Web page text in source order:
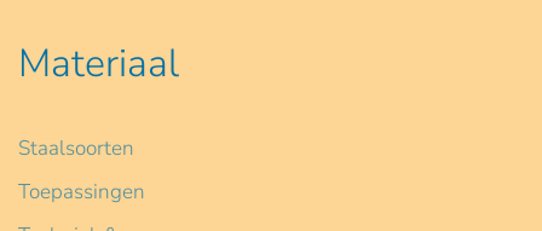
Materiaal
Staalsoorten
Toepassingen